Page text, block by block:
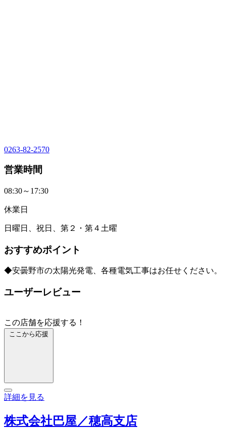
0263-82-2570
営業時間
08:30～17:30
休業日
日曜日、祝日、第２・第４土曜
おすすめポイント
◆安曇野市の太陽光発電、各種電気工事はお任せください。
ユーザーレビュー
この店舗を応援する！
ここから応援
詳細を見る
株式会社巴屋／穂高支店